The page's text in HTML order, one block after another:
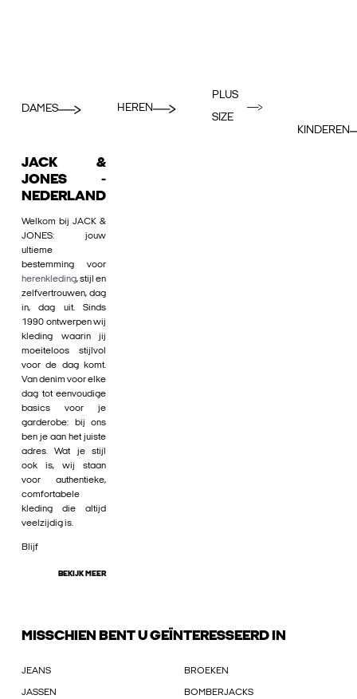
DAMES HEREN
PLUS
SIZE
KINDEREN
JACK &
JONES -
NEDERLAND
Welkom bij JACK &
JONES: jouw
ultieme
bestemming voor
herenkleding, stijl en
zelfvertrouwen, dag
in, dag uit. Sinds
1990 ontwerpen wij
kleding waarin jij
moeiteloos stijlvol
voor de dag komt.
Van denim voor elke
dag tot eenvoudige
basics voor je
garderobe: bij ons
ben je aan het juiste
adres. Wat je stijl
ook is, wij staan
voor authentieke,
comfortabele
kleding die altijd
veelzijdig is.
Blijf
BEKIJK MEER
MISSCHIEN BENT U GEÏNTERESSEERD IN
JEANS BROEKEN
JASSEN BOMBERJACKS